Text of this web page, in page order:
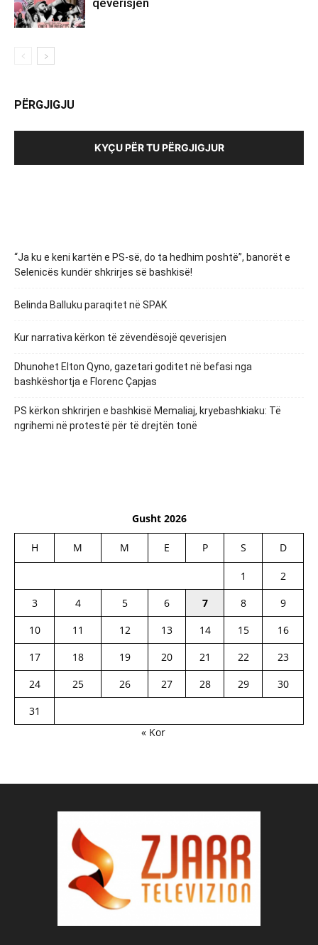
PËRGJIGJU
KYÇU PËR TU PËRGJIGJUR
“Ja ku e keni kartën e PS-së, do ta hedhim poshtë”, banorët e
Selenicës kundër shkrirjes së bashkisë!
Belinda Balluku paraqitet në SPAK
Kur narrativa kërkon të zëvendësojë qeverisjen
Dhunohet Elton Qyno, gazetari goditet në befasi nga
bashkëshortja e Florenc Çapjas
PS kërkon shkrirjen e bashkisë Memaliaj, kryebashkiaku: Të
ngrihemi në protestë për të drejtën tonë
Gusht 2026
H M M E P S D
1
2
3
4 5 6 7 8
9
10
11 12 13 14 15
16
17
18 19 20 21 22
23
24
25 26 27 28 29
30
31
« Kor